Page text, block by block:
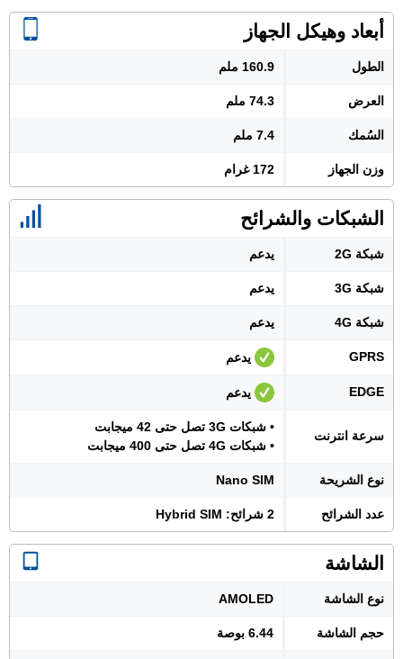
أبعاد وهيكل الجهاز
الطول 160.9 ملم
العرض 74.3 ملم
السُمك 7.4 ملم
وزن الجهاز 172 غرام
الشبكات والشرائح
شبكة 2G يدعم
شبكة 3G يدعم
شبكة 4G يدعم
GPRS يدعم
EDGE يدعم
سرعة انترنت
• شبكات 3G تصل حتى 42 ميجابت
• شبكات 4G تصل حتى 400 ميجابت
نوع الشريحة Nano SIM
عدد الشرائح 2 شرائح: Hybrid SIM
الشاشة
نوع الشاشة AMOLED
حجم الشاشة 6.44 بوصة